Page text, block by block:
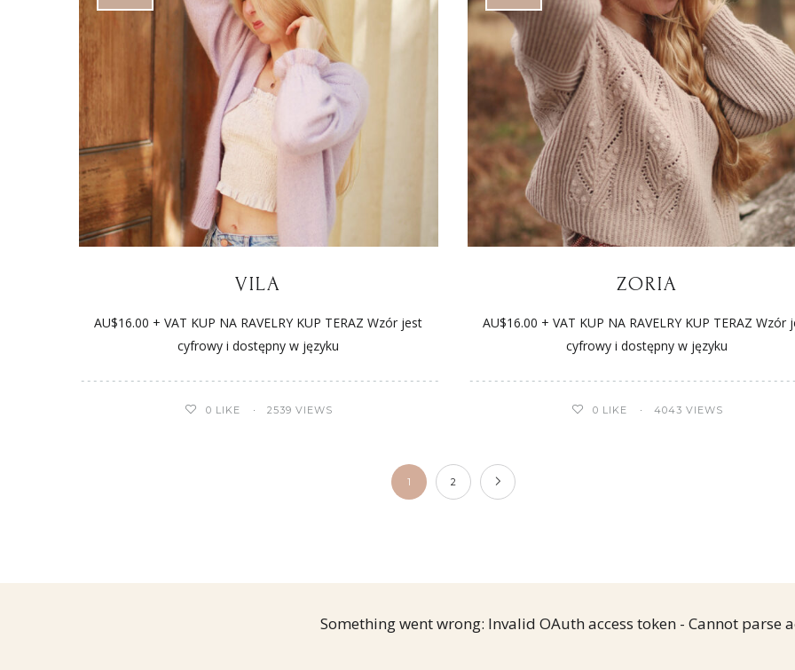
VILA
AU$16.00 + VAT KUP NA RAVELRY KUP TERAZ Wzór jest
cyfrowy i dostępny w języku
0 LIKE 2539 VIEWS
ZORIA
AU$16.00 + VAT KUP NA RAVELRY KUP TERAZ Wzór
cyfrowy i dostępny w języku
0 LIKE 4043 VIEWS
1 2
Something went wrong: Invalid OAuth access token - Cannot parse